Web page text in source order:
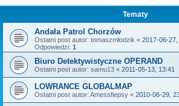
Tematy
Andała Patrol Chorzów
Ostatni post autor: tomaszmłodzik « 2017-06-27,
Odpowiedzi: 1
Biuro Detektywistyczne OPERAND
Ostatni post autor: samu13 « 2011-05-13, 13:41
LOWRANCE GLOBALMAP
Ostatni post autor: Amessfiepsy « 2010-06-29,